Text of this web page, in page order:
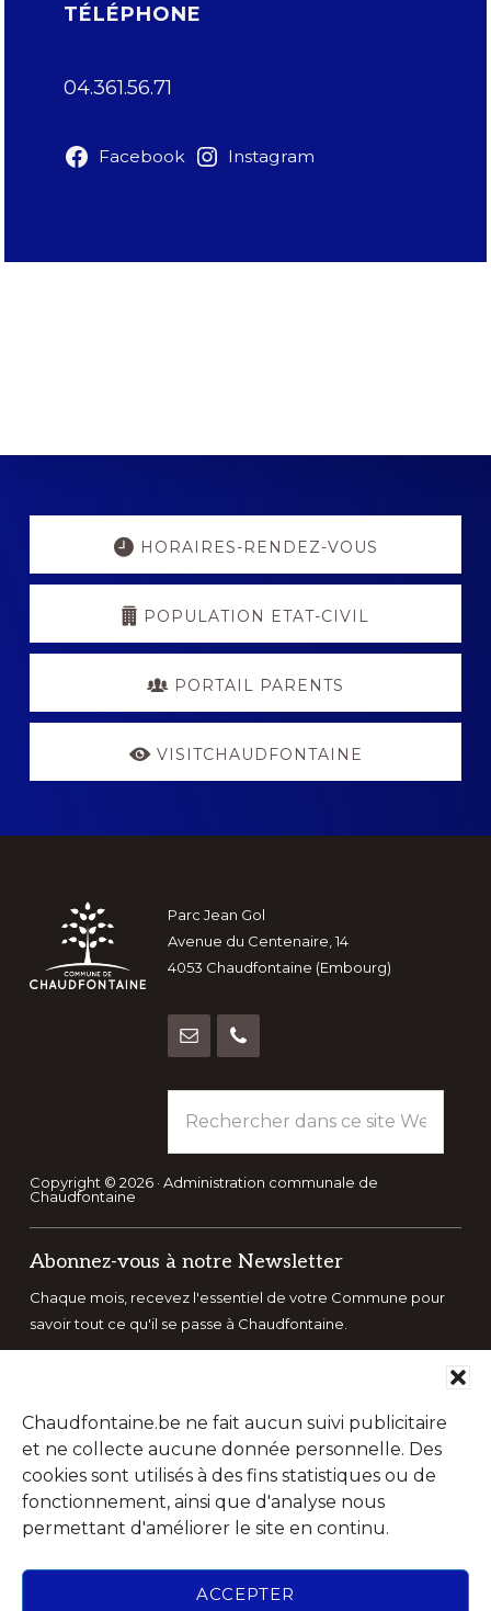
Chaudfontaine.be ne fait aucun suivi publicitaire
et ne collecte aucune donnée personnelle. Des
cookies sont utilisés à des fins statistiques ou de
fonctionnement, ainsi que d'analyse nous
permettant d'améliorer le site en continu.
ACCEPTER
TÉLÉPHONE
04.361.56.71
Facebook Instagram
Explore
HORAIRES-RENDEZ-VOUS
POPULATION ETAT-CIVIL
PORTAIL PARENTS
VISITCHAUDFONTAINE
Footer
Parc Jean Gol
Avenue du Centenaire, 14
4053 Chaudfontaine (Embourg)
dans
ce
site
Copyright © 2026 · Administration communale de
Chaudfontaine
Abonnez-vous à notre Newsletter
Chaque mois, recevez l'essentiel de votre Commune pour
savoir tout ce qu'il se passe à Chaudfontaine.